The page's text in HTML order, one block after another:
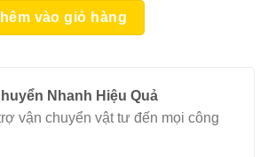
Diamond Glow 66AB 15L số lượng
vào giỏ hàng
Nhanh Hiệu Quả
vận chuyển vật tư đến mọi công